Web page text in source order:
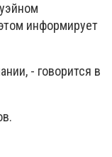
информирует
- говорится в